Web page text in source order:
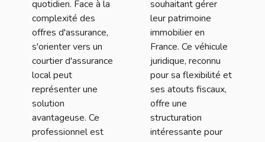
quotidien. Face à la
complexité des
offres d'assurance,
s'orienter vers un
courtier d'assurance
local peut
représenter une
solution
avantageuse. Ce
professionnel est
souhaitant gérer
leur patrimoine
immobilier en
France. Ce véhicule
juridique, reconnu
pour sa flexibilité et
ses atouts fiscaux,
offre une
structuration
intéressante pour